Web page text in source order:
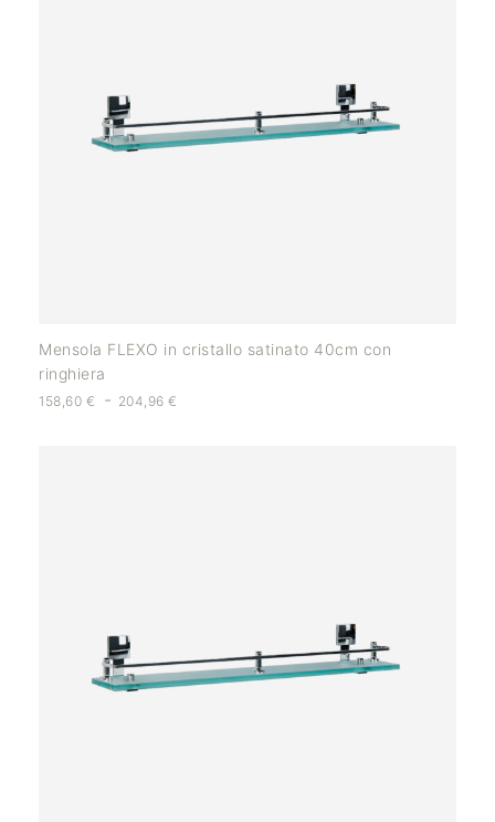
Mensola FLEXO in cristallo satinato 40cm con
ringhiera
158,60 € - 204,96€